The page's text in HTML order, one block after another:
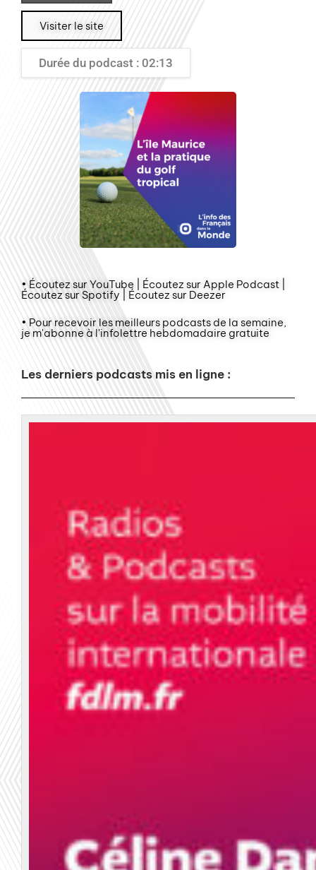
Visiter le site
Durée du podcast : 02:13
• Écoutez sur YouTube | Écoutez sur Apple Podcast |
Écoutez sur Spotify | Écoutez sur Deezer
• Pour recevoir les meilleurs podcasts de la semaine,
je m'abonne à l'infolettre hebdomadaire gratuite
Les derniers podcasts mis en ligne :